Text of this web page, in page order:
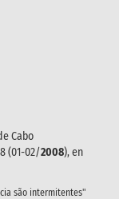
Cabo
(01-02/2008), en
são intermitentes"